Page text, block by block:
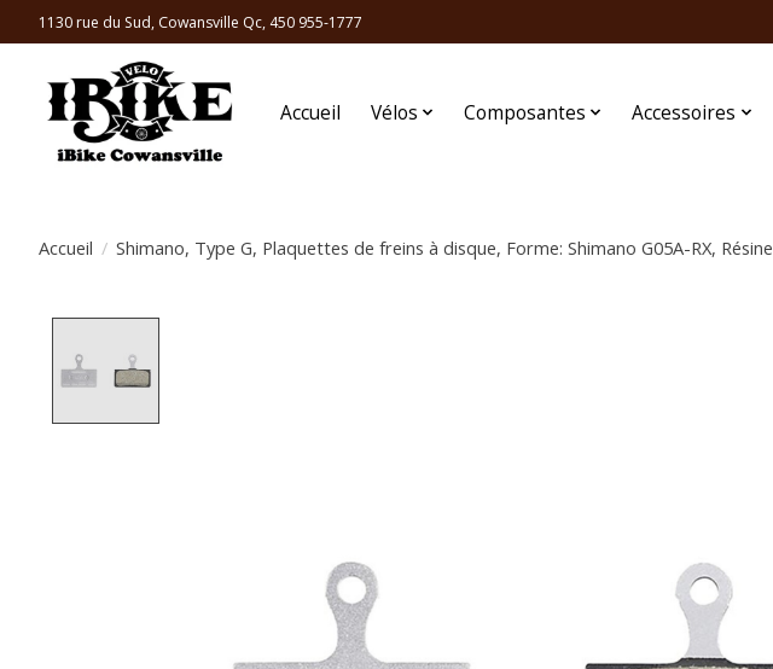
1130 rue du Sud, Cowansville Qc, 450 955-1777
Accueil Vélos Composantes Accessoires
Accueil / Shimano, Type G, Plaquettes de freins à disque, Forme: Shimano G05A-RX, Résine